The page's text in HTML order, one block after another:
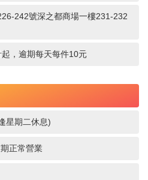
242號深之都商場一樓231-232
，逾期每天每件10元
星期二休息)
正常營業